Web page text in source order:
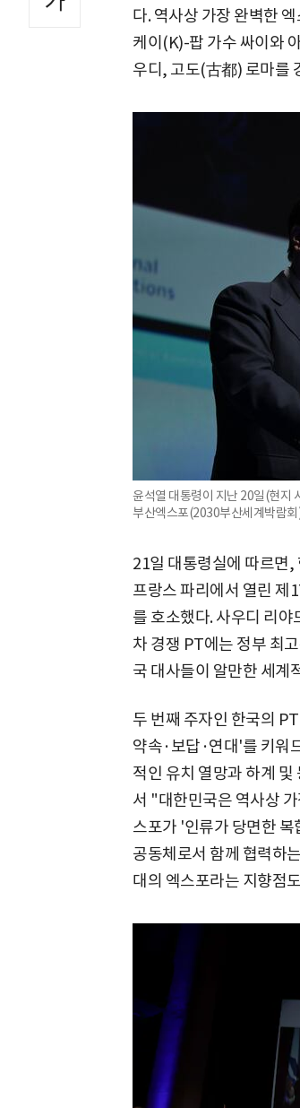
다. 역사상 가장 완벽한
케이(K)-팝 가수 싸이와
우디, 고도(古都) 로마를
윤석열 대통령이 지난 20일(현지
부산엑스포(2030부산세계박람
21일 대통령실에 따르면
프랑스 파리에서 열린 제
를 호소했다. 사우디 리
차 경쟁 PT에는 정부 최
국 대사들이 알만한 세계
두 번째 주자인 한국의
약속·보답·연대'를 키워
적인 유치 열망과 하계
서 "대한민국은 역사상
스포가 '인류가 당면한
공동체로서 함께 협력하
대의 엑스포라는 지향점